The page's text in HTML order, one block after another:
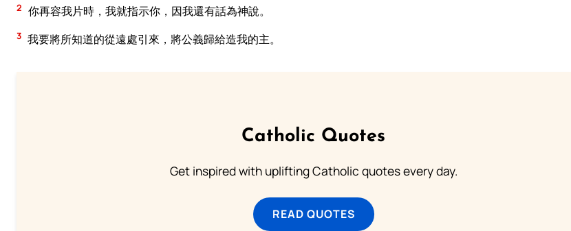
2 你再容我片時，我就指示你，因我還有話為神說。
3 我要將所知道的從遠處引來，將公義歸給造我的主。
Catholic Quotes
Get inspired with uplifting Catholic quotes every day.
READ QUOTES